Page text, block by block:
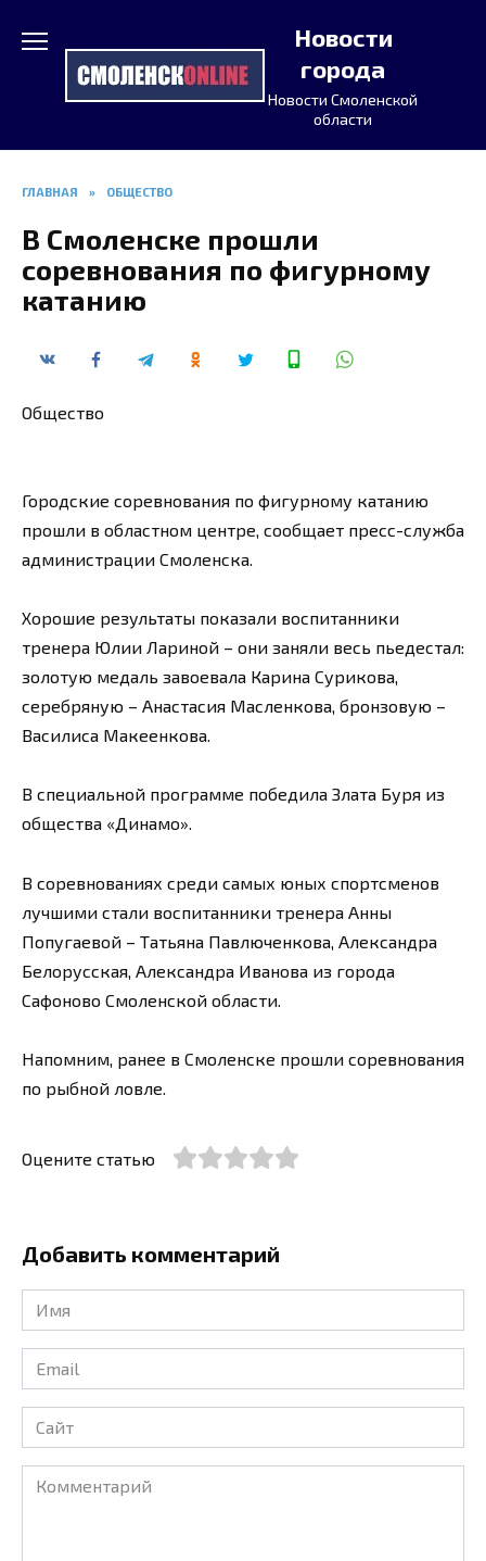
содержанию
Новости
города
Новости Смоленской
области
ГЛАВНАЯ » ОБЩЕСТВО
В Смоленске прошли
соревнования по фигурному
катанию
Общество
Городские соревнования по фигурному катанию
прошли в областном центре, сообщает пресс-служба
администрации Смоленска.
Хорошие результаты показали воспитанники
тренера Юлии Лариной – они заняли весь пьедестал:
золотую медаль завоевала Карина Сурикова,
серебряную – Анастасия Масленкова, бронзовую –
Василиса Макеенкова.
В специальной программе победила Злата Буря из
общества «Динамо».
В соревнованиях среди самых юных спортсменов
лучшими стали воспитанники тренера Анны
Попугаевой – Татьяна Павлюченкова, Александра
Белорусская, Александра Иванова из города
Сафоново Смоленской области.
Напомним, ранее в Смоленске прошли соревнования
по рыбной ловле.
Оцените статью
Добавить комментарий
Имя
*
Email
*
Сайт
Комментарий